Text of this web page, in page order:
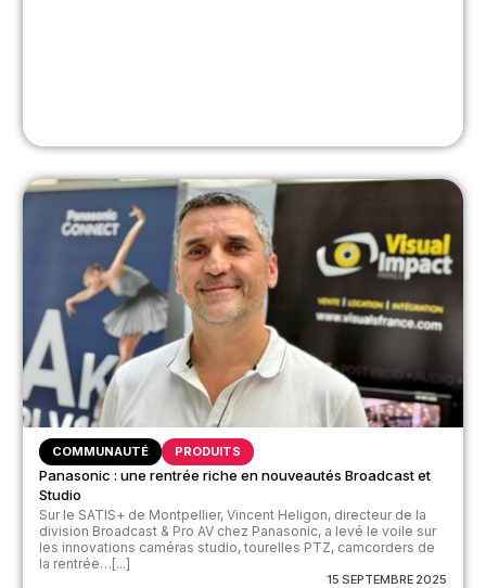
COMMUNAUTÉ PRODUITS
Panasonic : une rentrée riche en nouveautés Broadcast et
Studio
Sur le SATIS+ de Montpellier, Vincent Heligon, directeur de la
division Broadcast & Pro AV chez Panasonic, a levé le voile sur
les innovations caméras studio, tourelles PTZ, camcorders de
la rentrée…[...]
15 SEPTEMBRE 2025